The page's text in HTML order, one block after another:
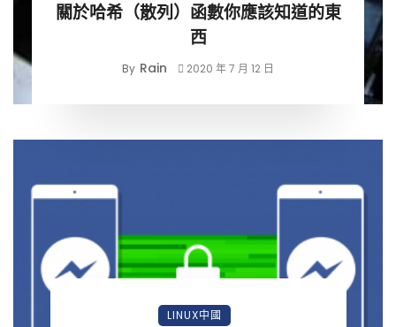
關於哈希（散列）函數你應該知道的東
西
By Rain 2020 年 7 月 12 日
LINUX中國